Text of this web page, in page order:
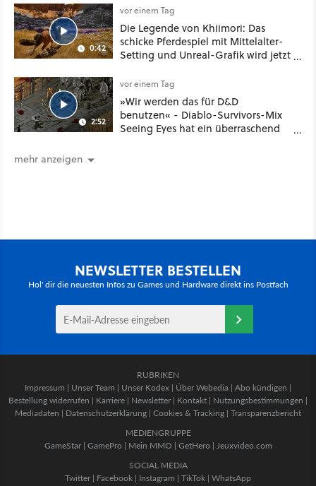
0:42
vor einem Tag
Die Legende von Khiimori: Das
schicke Pferdespiel mit Mittelalter-
Setting und Unreal-Grafik wird jetzt
2:52
vor einem Tag
»Wir werden das für D&D
benutzen« - Diablo-Survivors-Mix
Seeing Eyes hat ein überraschend
mehr anzeigen
NEWSLETTER BESTELLEN
Hol' dir die neuesten Infos zu Games und Hardware direkt ins Postfach
RUBRIKEN
Impressum | Unser Team | Unser Kodex | Über Webedia | Abo kündigen |
Bestellung widerrufen | Karriere | Newsletter | Kontakt | Nutzungsbestimmungen |
Mediadaten | Datenschutzerklärung | Cookies & Tracking | Transparenzbericht
MEDIENGRUPPE
GameStar| GamePro | Mein MMO | GetHero | Jeuxvideo.com
SOCIAL MEDIA
Twitter | Facebook | Instagram | TikTok | WhatsApp